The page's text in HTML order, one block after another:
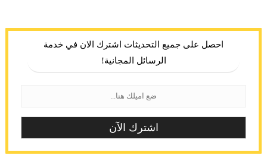
احصل على جميع التحديثات اشترك الان في خدمة
الرسائل المجانية!